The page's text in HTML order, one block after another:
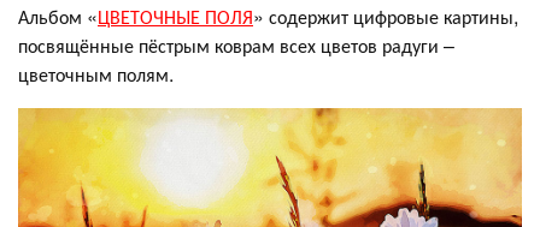
Альбом «ЦВЕТОЧНЫЕ ПОЛЯ» содержит цифровые картины,
посвящённые пёстрым коврам всех цветов радуги –
цветочным полям.